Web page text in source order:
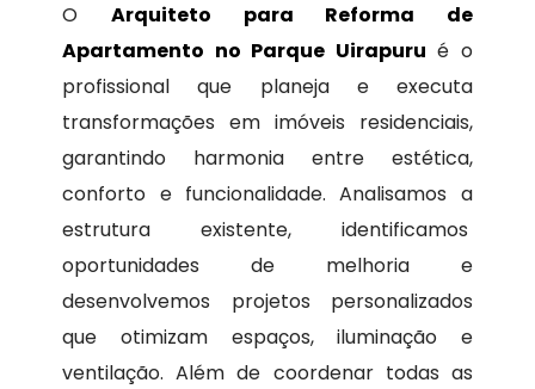
O Arquiteto para Reforma de
Apartamento no Parque Uirapuru é o
profissional que planeja e executa
transformações em imóveis residenciais,
garantindo harmonia entre estética,
conforto e funcionalidade. Analisamos a
estrutura existente, identificamos
oportunidades de melhoria e
desenvolvemos projetos personalizados
que otimizam espaços, iluminação e
ventilação. Além de coordenar todas as